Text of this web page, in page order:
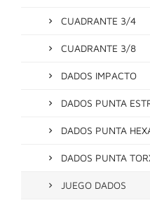
CUADRANTE 3/4
CUADRANTE 3/8
DADOS IMPACTO
DADOS PUNTA
DADOS PUNTA
DADOS PUNTA
JUEGO DADOS